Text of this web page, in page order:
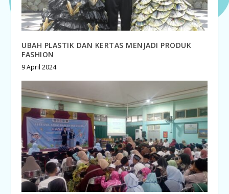
UBAH PLASTIK DAN KERTAS MENJADI PRODUK
FASHION
9 April 2024